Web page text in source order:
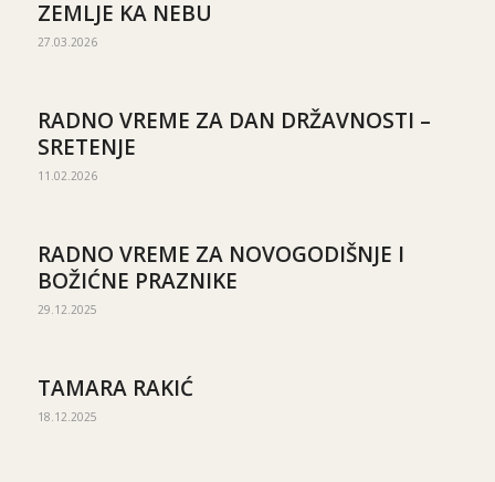
ZEMLJE KA NEBU
27.03.2026
RADNO VREME ZA DAN DRŽAVNOSTI –
SRETENJE
11.02.2026
RADNO VREME ZA NOVOGODIŠNJE I
BOŽIĆNE PRAZNIKE
29.12.2025
TAMARA RAKIĆ
18.12.2025